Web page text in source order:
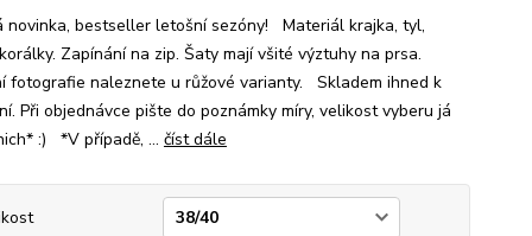
novinka, bestseller letošní sezóny! Materiál krajka, tyl,
Zapínání na zip. Šaty mají všité výztuhy na prsa.
fotografie naleznete u růžové varianty. Skladem ihned k
Při objednávce pište do poznámky míry, velikost vyberu já
:) *V případě, ... číst dále